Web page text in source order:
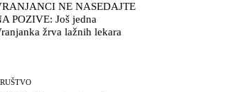
NE NASEDAJTE
POZIVE: Još jedna
žrva lažnih lekara